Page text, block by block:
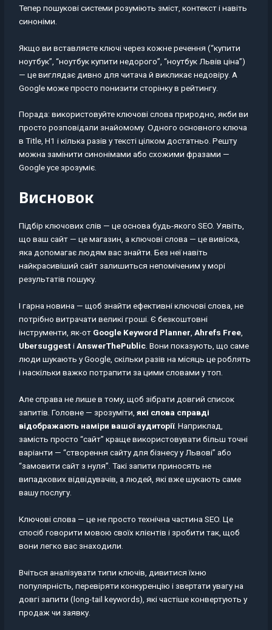
Тепер пошукові системи розуміють зміст, контекст і навіть
синоніми.
Якщо ви вставляєте ключі через кожне речення (“купити
ноутбук”, “ноутбук купити недорого”, “ноутбук Львів ціна”)
— це виглядає дивно для читача й викликає недовіру. А
Google може просто понизити сторінку в рейтингу.
Порада: використовуйте ключові слова природно, якби ви
просто розповідали знайомому. Одного основного ключа
в Title, H1 і кілька разів у тексті цілком достатньо. Решту
можна замінити синонімами або схожими фразами —
Google усе зрозуміє.
Висновок
Підбір ключових слів — це основа будь-якого SEO. Уявіть,
що ваш сайт — це магазин, а ключові слова — це вивіска,
яка допомагає людям вас знайти. Без неї навіть
найкрасивіший сайт залишиться непоміченим у морі
результатів пошуку.
І гарна новина — щоб знайти ефективні ключові слова, не
потрібно витрачати великі гроші. Є безкоштовні
інструменти, як-от Google Keyword Planner ,Ahrefs Free
UbersuggestіAnswerThePublic . Вони показують, що саме
люди шукають у Google, скільки разів на місяць це роблять
і наскільки важко потрапити за цими словами у топ.
Але справа не лише в тому, щоб зібрати довгий список
запитів. Головне — зрозуміти,які слова справді
відображають наміри вашої аудиторії. Наприклад,
замість просто “сайт” краще використовувати більш точні
варіанти — “створення сайту для бізнесу у Львові” або
“замовити сайт з нуля”. Такі запити приносять не
випадкових відвідувачів, а людей, які вже шукають саме
вашу послугу.
Ключові слова — це не просто технічна частина SEO. Це
спосіб говорити мовою своїх клієнтів і зробити так, щоб
вони легко вас знаходили.
Вчіться аналізувати типи ключів, дивитися їхню
популярність, перевіряти конкуренцію і звертати увагу на
довгі запити (long-tail keywords), які частіше конвертують у
продаж чи заявку.